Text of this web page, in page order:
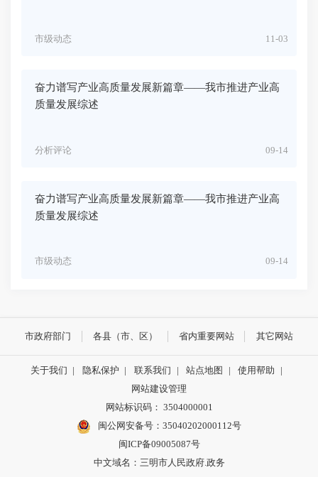
11-03
市级动态
奋力谱写产业高质量发展新篇章——我市推进产业高
质量发展综述
09-14
分析评论
奋力谱写产业高质量发展新篇章——我市推进产业高
质量发展综述
09-14
市级动态
市政府部门 各县（市、区） 省内重要网站 其它网站
关于我们 | 隐私保护 | 联系我们 | 站点地图 | 使用帮助
|
网站建设管理
网站标识码： 3504000001
闽公网安备号：35040202000112号
闽ICP备09005087号
中文域名：三明市人民政府.政务